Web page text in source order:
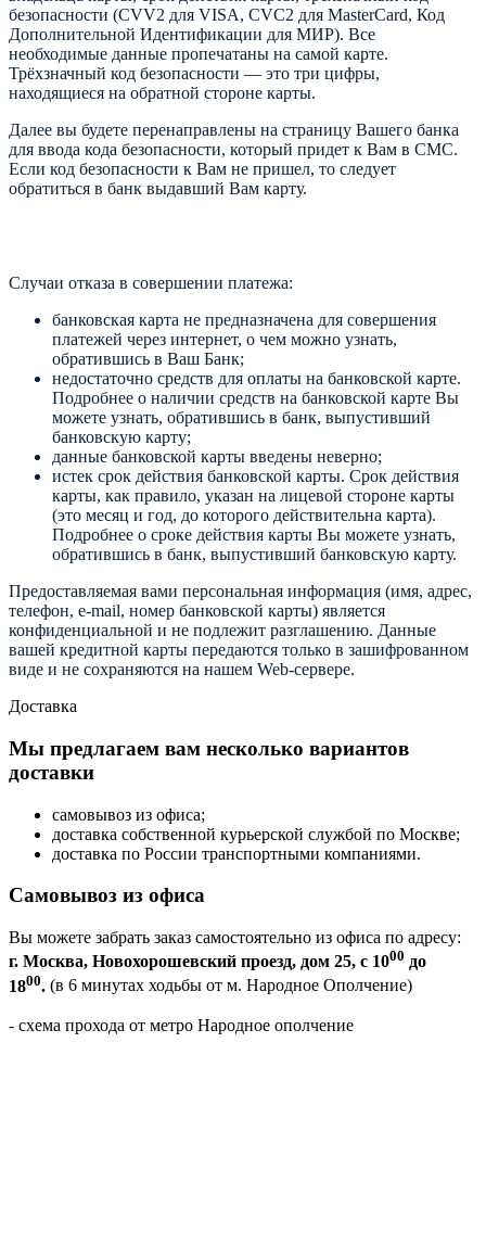
безопасности (CVV2 для VISA, CVC2 для MasterCard, Код
Дополнительной Идентификации для МИР). Все
необходимые данные пропечатаны на самой карте.
Трёхзначный код безопасности — это три цифры,
находящиеся на обратной стороне карты.
Далее вы будете перенаправлены на страницу Вашего банка
для ввода кода безопасности, который придет к Вам в СМС.
Если код безопасности к Вам не пришел, то следует
обратиться в банк выдавший Вам карту.
Случаи отказа в совершении платежа:
банковская карта не предназначена для совершения
платежей через интернет, о чем можно узнать,
обратившись в Ваш Банк;
недостаточно средств для оплаты на банковской карте.
Подробнее о наличии средств на банковской карте Вы
можете узнать, обратившись в банк, выпустивший
банковскую карту;
данные банковской карты введены неверно;
истек срок действия банковской карты. Срок действия
карты, как правило, указан на лицевой стороне карты
(это месяц и год, до которого действительна карта).
Подробнее о сроке действия карты Вы можете узнать,
обратившись в банк, выпустивший банковскую карту.
Предоставляемая вами персональная информация (имя, адрес,
телефон, e-mail, номер банковской карты) является
конфиденциальной и не подлежит разглашению. Данные
вашей кредитной карты передаются только в зашифрованном
виде и не сохраняются на нашем Web-сервере.
Доставка
Мы предлагаем вам несколько вариантов
доставки
самовывоз из офиса;
доставка собственной курьерской службой по Москве;
доставка по России транспортными компаниями.
Самовывоз из офиса
Вы можете забрать заказ самостоятельно из офиса по адресу:
г. Москва, Новохорошевский проезд, дом 25, с 1000 до
1800. (в 6 минутах ходьбы от м. Народное Ополчение)
- схема прохода от метро Народное ополчение